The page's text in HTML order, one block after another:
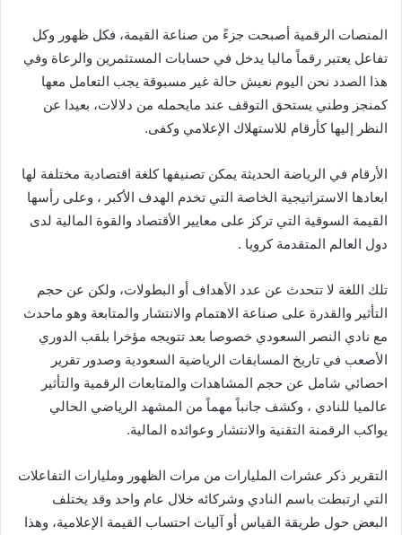
المنصات الرقمية أصبحت جزءً من صناعة القيمة، فكل ظهور وكل
تفاعل يعتبر رقماً ماليا يدخل في حسابات المستثمرين والرعاة وفي
هذا الصدد نحن اليوم نعيش حالة غير مسبوقة يجب التعامل معها
كمنجز وطني يستحق التوقف عند مايحمله من دلالات، بعيدا عن
النظر إليها كأرقام للاستهلاك الإعلامي وكفى.
الأرقام في الرياضة الحديثة يمكن تصنيفها كلغة اقتصادية مختلفة لها
ابعادها الاستراتيجية الخاصة التي تخدم الهدف الأكبر ، وعلى رأسها
القيمة السوقية التي تركز على معايير الأقتصاد والقوة المالية لدى
دول العالم المتقدمة كرويا .
تلك اللغة لا تتحدث عن عدد الأهداف أو البطولات، ولكن عن حجم
التأثير والقدرة على صناعة الاهتمام والانتشار والمتابعة وهو ماحدث
مع نادي النصر السعودي خصوصا بعد تتويجه مؤخرا بلقب الدوري
الأصعب في تاريخ المسابقات الرياضية السعودية وصدور تقرير
احصائي شامل عن حجم المشاهدات والمتابعات الرقمية والتأثير
عالميا للنادي ، وكشف جانباً مهماً من المشهد الرياضي الحالي
يواكب الرقمنة التقنية والانتشار وعوائده المالية.
التقرير ذكر عشرات المليارات من مرات الظهور ومليارات التفاعلات
التي ارتبطت باسم النادي وشركائه خلال عام واحد وقد يختلف
البعض حول طريقة القياس أو آليات احتساب القيمة الإعلامية، وهذا